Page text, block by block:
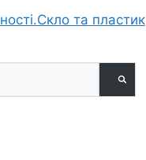
та пластик